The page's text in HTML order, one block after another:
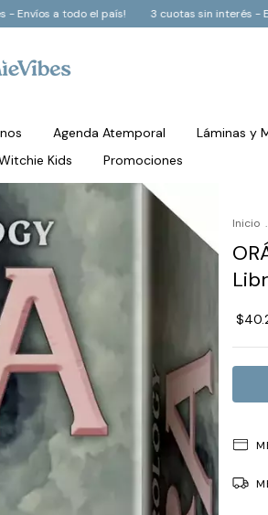
a todo el país! 3 cuotas sin interés -
Agenda Atemporal Láminas y
Kids Promociones
Inicio .